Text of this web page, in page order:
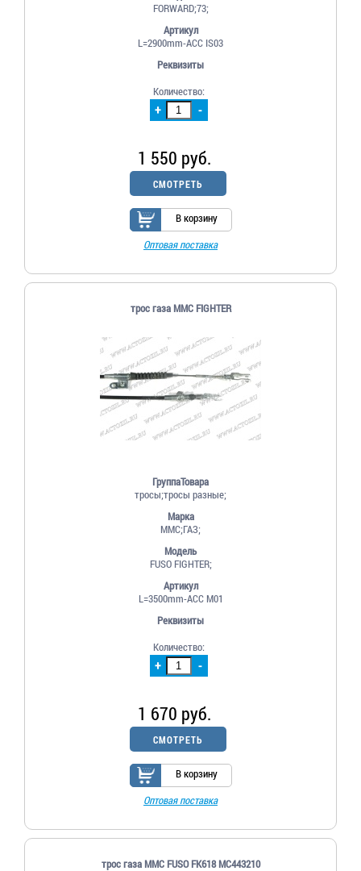
FORWARD;73;
Артикул
L=2900mm-ACC IS03
Реквизиты
+ -
Количество:
1 550 руб.
СМОТРЕТЬ
В корзину
Оптовая поставка
трос газа MMC FIGHTER
ГруппаТовара
тросы;тросы разные;
Марка
MMC;ГАЗ;
Модель
FUSO FIGHTER;
Артикул
L=3500mm-ACC M01
Реквизиты
+ -
Количество:
1 670 руб.
СМОТРЕТЬ
В корзину
Оптовая поставка
трос газа MMC FUSO FК618 MC443210